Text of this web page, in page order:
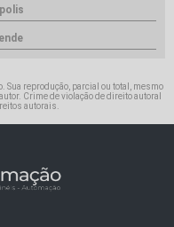
Sua reprodução, parcial ou total, mesmo
Crime de violação de direito autoral
autorais.